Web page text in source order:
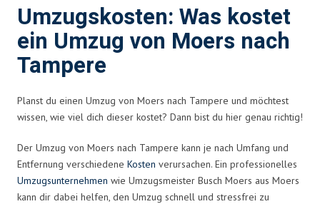
Umzugskosten: Was kostet
ein Umzug von Moers nach
Tampere
Planst du einen Umzug von Moers nach Tampere und möchtest
wissen, wie viel dich dieser kostet? Dann bist du hier genau richtig!
Der Umzug von Moers nach Tampere kann je nach Umfang und
Entfernung verschiedene Kosten verursachen. Ein professionelles
Umzugsunternehmen wie Umzugsmeister Busch Moers aus Moers
kann dir dabei helfen, den Umzug schnell und stressfrei zu